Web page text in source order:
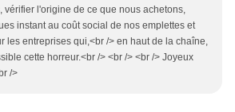
vérifier l'origine de ce que nous achetons,
instant au coût social de nos emplettes et
les entreprises qui,<br /> en haut de la chaîne,
cette horreur.<br /> <br /> <br /> Joyeux
/>